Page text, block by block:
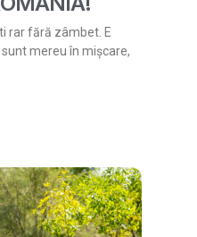
rar fără zâmbet. E
mereu în mișcare,